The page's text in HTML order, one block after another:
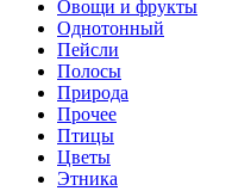
Овощи и фрукты
Однотонный
Пейсли
Полосы
Природа
Прочее
Птицы
Цветы
Этника